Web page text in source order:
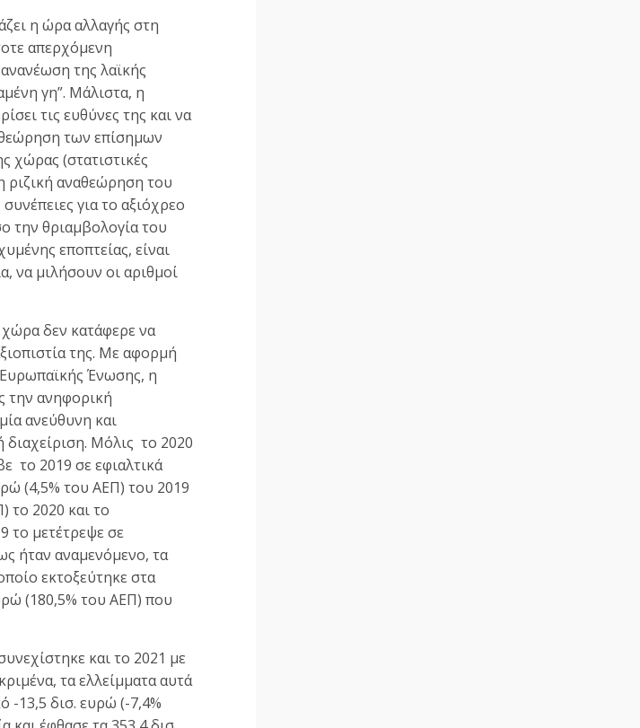
η ώρα αλλαγής στη
απερχόμενη
της λαϊκής
γη”. Μάλιστα, η
τις ευθύνες της και να
των επίσημων
χώρας (στατιστικές
ριζική αναθεώρηση του
για το αξιόχρεο
την θριαμβολογία του
εποπτείας, είναι
να μιλήσουν οι αριθμοί
δεν κατάφερε να
της. Με αφορμή
Ένωσης, η
την ανηφορική
ανεύθυνη και
Μόλις το 2020
το 2019 σε εφιαλτικά
(4,5% του ΑΕΠ) του 2019
το 2020 και το
το μετέτρεψε σε
ήταν αναμενόμενο, τα
εκτοξεύτηκε στα
(180,5% του ΑΕΠ) που
και το 2021 με
τα ελλείμματα αυτά
-13,5 δισ. ευρώ (-7,4%